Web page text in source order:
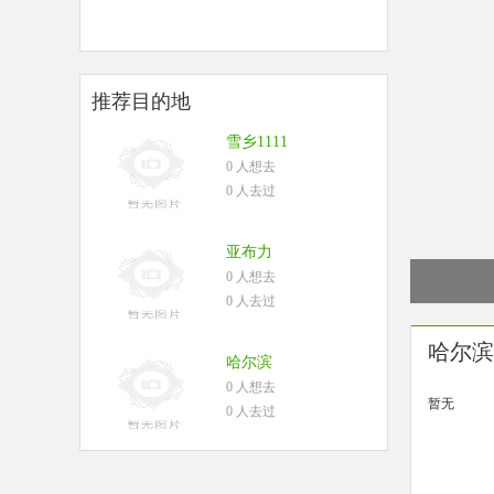
推荐目的地
雪乡1111
0 人想去
0 人去过
亚布力
0 人想去
0 人去过
哈尔滨
0 人想去
0 人去过
哈尔
暂无